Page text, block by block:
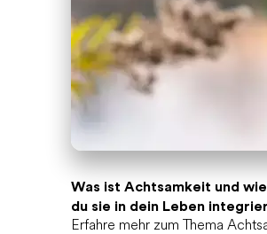
Was ist Achtsamkeit und
du sie in dein Leben
Erfahre mehr zum Thema